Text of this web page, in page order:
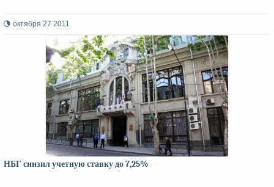
октября 27 2011
НБГ снизил учетную ставку до 7,25%